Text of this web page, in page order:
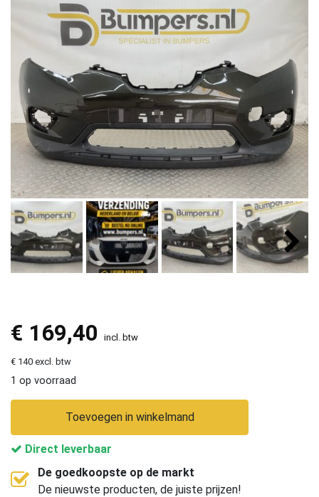
€ 169,40 incl. btw
€ 140 excl. btw
1 op voorraad
Toevoegen in winkelmand
Direct leverbaar
De goedkoopste op de markt
De nieuwste producten, de juiste prijzen!